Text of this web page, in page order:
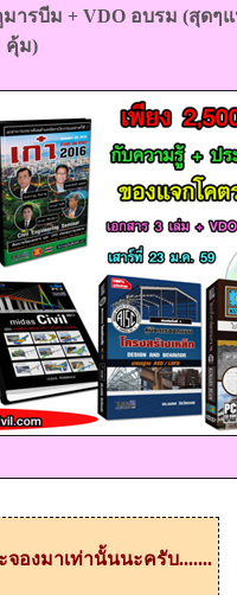
มารบีม + VDO อบรม (สุดๆ
คุ้ม)
องมาเท่านั้นนะครับ.......